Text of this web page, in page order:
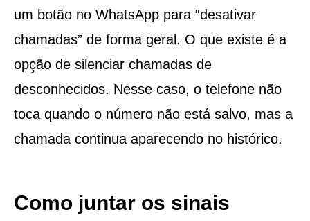
um botão no WhatsApp para “desativar
chamadas” de forma geral. O que existe é a
opção de silenciar chamadas de
desconhecidos. Nesse caso, o telefone não
toca quando o número não está salvo, mas a
chamada continua aparecendo no histórico.
Como juntar os sinais